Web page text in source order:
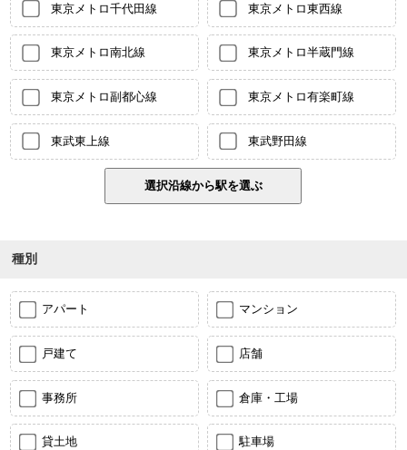
東京メトロ千代田線 東京メトロ東西線
東京メトロ南北線 東京メトロ半蔵門線
東京メトロ副都心線 東京メトロ有楽町線
東武東上線 東武野田線
種別
アパート マンション
戸建て 店舗
事務所 倉庫・工場
貸土地 駐車場